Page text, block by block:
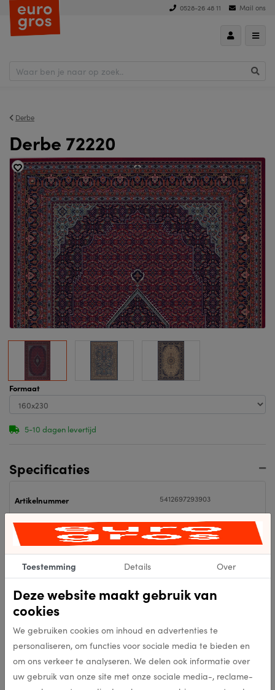
0528-26 48 11 Mail ons
Derbe
Derbe 72220
Formaat
5-10 dagen levertijd
Specificaties
Artikelnummer 5412697293903
EAN 5412697293903
Kleur
Punten per m2
Poolhoogte (mm) 10mm
Poolgewicht (gr/m2) 2415g/m2
Toestemming Details Over
Deze website maakt gebruik van
cookies
We gebruiken cookies om inhoud en advertenties te
personaliseren, om functies voor sociale media te bieden en
om ons verkeer te analyseren. We delen ook informatie over
uw gebruik van onze site met onze sociale media-, reclame-